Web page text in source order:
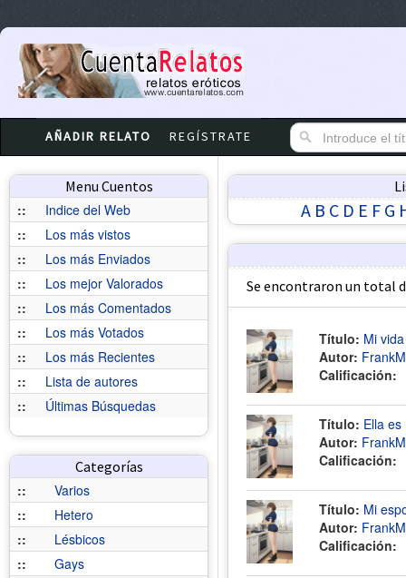
AÑADIR RELATO REGÍSTRATE
Menu Cuentos
::
Indice del Web
::
Los más vistos
::
Los más Enviados
::
Los mejor Valorados
::
Los más Comentados
::
Los más Votados
::
Los más Recientes
::
Lista de autores
::
Últimas Búsquedas
Categorías
::
Varios
::
Hetero
::
Lésbicos
::
Gays
A B C D E F G
Se encontraron un total
Título: Mi
Autor:
Calificación:
Título: Ella es
Autor:
Calificación:
Título: Mi
Autor:
Calificación: